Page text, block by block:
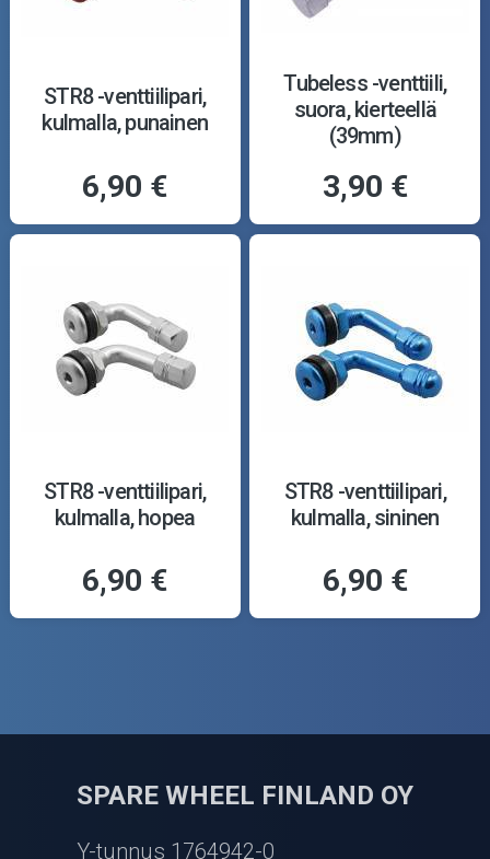
STR8 -venttiilipari,
kulmalla, punainen
6,90 €
Tubeless -venttiili,
suora, kierteellä
(39mm)
3,90 €
STR8 -venttiilipari,
kulmalla, hopea
6,90 €
STR8 -venttiilipari,
kulmalla, sininen
6,90 €
SPARE WHEEL FINLAND OY
Y-tunnus 1764942-0